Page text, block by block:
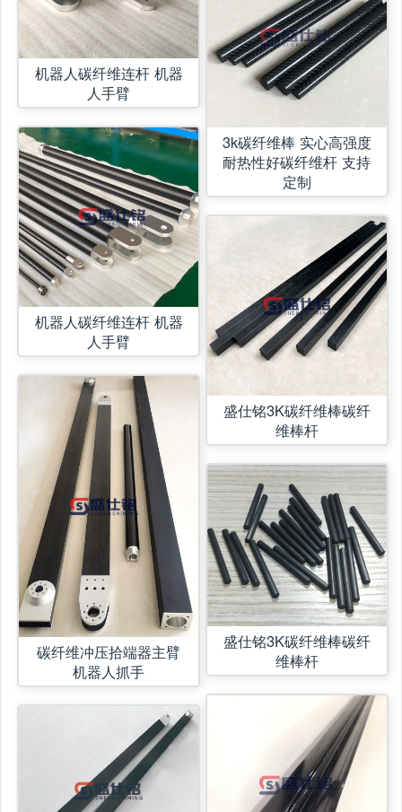
机器人碳纤维连杆 机器
人手臂
机器人碳纤维连杆 机器
人手臂
碳纤维冲压拾端器主臂
机器人抓手
3k碳纤维棒 实心高强度
耐热性好碳纤维杆 支持
定制
盛仕铭3K碳纤维棒碳纤
维棒杆
盛仕铭3K碳纤维棒碳纤
维棒杆